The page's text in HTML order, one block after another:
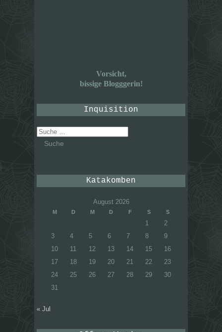
Vorsicht,
bissige Blogggerin!
Inquisition
Suche
nach:
Katakomben
August 2026
M D M D F S S
1
2
3
4 5 6 7 8
9
10
11 12 13 14 15
16
17
18 19 20 21 22
23
24
25 26 27 28 29
30
31
« Jul